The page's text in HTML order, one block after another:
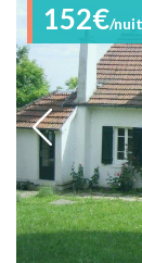
152€/nuit